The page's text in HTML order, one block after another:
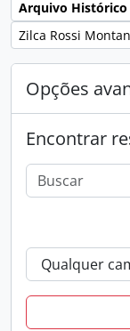
Remover filtro:
Arquivo Histórico
Remover filtro:
Zilca Rossi
Opções
Encontrar